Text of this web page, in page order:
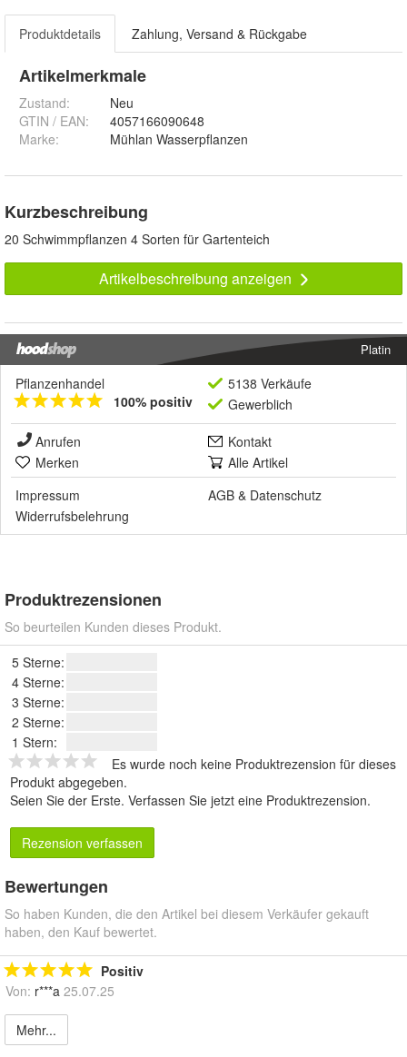
Produktdetails Zahlung, Versand & Rückgabe
Artikelmerkmale
Zustand:
Neu
GTIN / EAN:
4057166090648
Marke:
Mühlan Wasserpflanzen
Kurzbeschreibung
20 Schwimmpflanzen 4 Sorten für Gartenteich
Artikelbeschreibung anzeigen
Platin
Pflanzenhandel
100% positiv
5138 Verkäufe
Gewerblich
Anrufen
Kontakt
Merken
Alle Artikel
Impressum
AGB & Datenschutz
Widerrufsbelehrung
Produktrezensionen
So beurteilen Kunden dieses Produkt.
5 Sterne:
4 Sterne:
3 Sterne:
2 Sterne:
1 Stern:
Es wurde noch keine Produktrezension für dieses
Produkt abgegeben.
Seien Sie der Erste. Verfassen Sie jetzt eine Produktrezension.
Rezension verfassen
Bewertungen
So haben Kunden, die den Artikel bei diesem Verkäufer gekauft
haben, den Kauf bewertet.
Positiv
Von: r***a 25.07.25
Mehr...